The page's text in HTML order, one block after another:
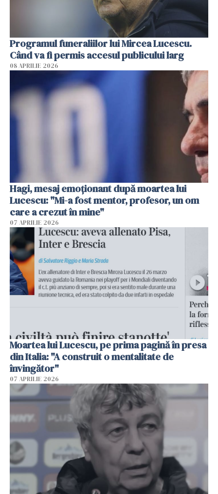
Programul funeraliilor lui Mircea Lucescu.
Când va fi permis accesul publicului larg
08 APRILIE 2026
Hagi, mesaj emoționant după moartea lui
Lucescu: "Mi-a fost mentor, profesor, un om
care a crezut în mine"
07 APRILIE 2026
Moartea lui Lucescu, pe prima pagină în presa
din Italia: "A construit o mentalitate de
învingător"
07 APRILIE 2026